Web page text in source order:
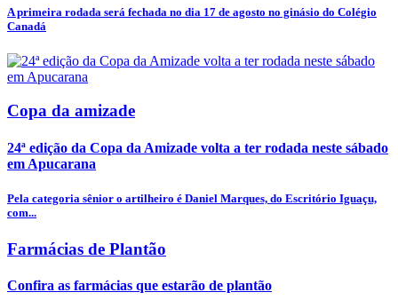
A primeira rodada será fechada no dia 17 de agosto no ginásio do Colégio
Canadá
Copa da amizade
24ª edição da Copa da Amizade volta a ter rodada neste sábado
em Apucarana
Pela categoria sênior o artilheiro é Daniel Marques, do Escritório Iguaçu,
com...
Farmácias de Plantão
Confira as farmácias que estarão de plantão